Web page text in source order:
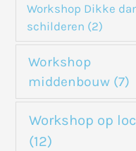
Workshop Dikke
schilderen (2)
Workshop
middenbouw (7)
Workshop op
(12)